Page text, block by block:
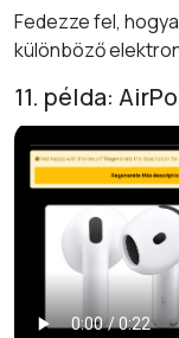
Fedezze fel,
különböző
11. példa: